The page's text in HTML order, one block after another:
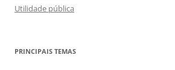
Utilidade pública
PRINCIPAIS TEMAS